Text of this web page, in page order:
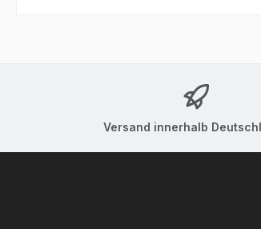
Versand innerhalb